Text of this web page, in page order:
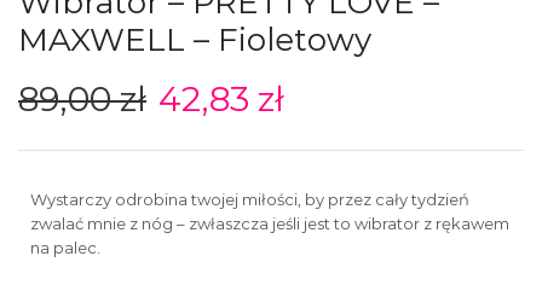
MAXWELL – Fioletowy
89,00zł 42,83 zł
Wystarczy odrobina twojej miłości, by przez cały tydzień
zwalać mnie z nóg – zwłaszcza jeśli jest to wibrator z rękawem
na palec.